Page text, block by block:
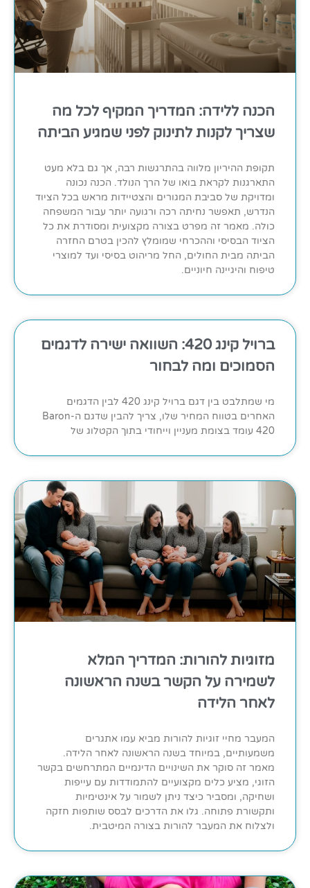
הכנה ללידה: המדריך המקיף לכל מה
שצריך לקנות לתינוק לפני שמגיע הביתה
תקופת ההיריון מלווה בהתרגשות רבה, אך גם בלא מעט
התארגנות לקראת בואו של הרך הנולד. הכנה נכונה
ומדויקת של סביבת המגורים והצטיידות מראש בכל הציוד
הנדרש, תאפשר נחיתה רכה ורגועה יותר עבור המשפחה
כולה. מאמר זה מפרט בצורה מקצועית ומסודרת את כל
הציוד הבסיסי וההכרחי שמומלץ להכין בטרם החזרה
הביתה מבית החולים, החל מריהוט בסיסי ועד למוצרי
טיפוח והיגיינה חיוניים.
ברויל קינג 420: השוואה ישירה לדגמים
הסמוכים ומה לבחור
מי שמתלבט בין דגם ברויל קינג 420 לבין הדגמים
האחרים בטווח המחיר שלו, צריך להבין שדגם ה-Baron
420 עומד בצומת מעניין וייחודי בתוך הקטלוג של
מזוגיות להורות: המדריך המלא
לשמירה על הקשר בשנה הראשונה
לאחר הלידה
המעבר מחיי זוגיות להורות מביא עמו אתגרים
משמעותיים, במיוחד בשנה הראשונה לאחר הלידה.
מאמר זה סוקר את השינויים הדינמיים המתרחשים בקשר
הזוגי, מציע כלים מקצועיים להתמודדות עם עייפות
ושחיקה, ומסביר כיצד ניתן לשמור על אינטימיות
ותקשורת פתוחה. גלו את הדרכים לבסס שותפות חזקה
ולצלוח את המעבר להורות בצורה המיטבית.